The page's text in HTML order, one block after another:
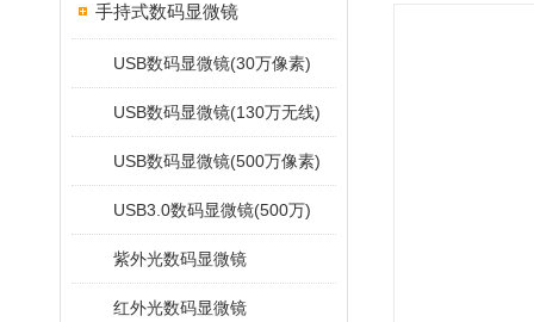
手持式数码显微镜
USB数码显微镜(30万像素)
USB数码显微镜(130万无线)
USB数码显微镜(500万像素)
USB3.0数码显微镜(500万)
紫外光数码显微镜
红外光数码显微镜